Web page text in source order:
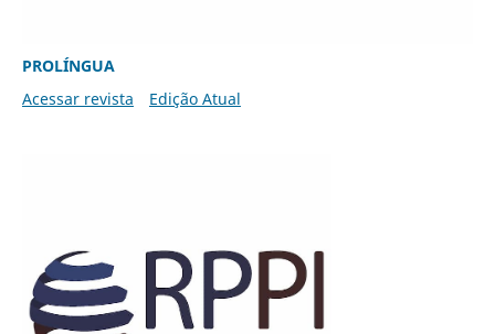
PROLÍNGUA
Acessar revista
Edição Atual